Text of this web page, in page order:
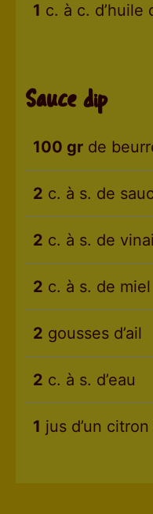
1 c. à c. d’huile
Sauce dip
100 gr de
2 c. à s. de
2 c. à s. de
2 c. à s. de miel
2 gousses d’ail
2 c. à s. d’eau
1 jus d’un